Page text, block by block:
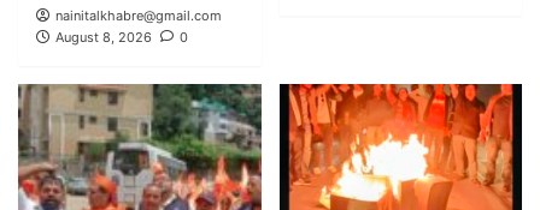
nainitalkhabre@gmail.com
August 8, 2026
0